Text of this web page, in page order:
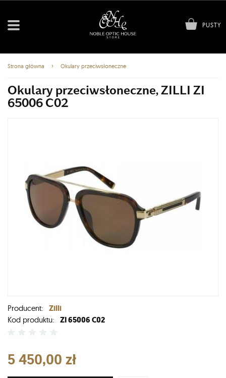
PUSTY
Strona główna › Okulary przeciwsłoneczne
Okulary przeciwsłoneczne, ZILLI ZI
65006 C02
Producent: Zilli
Kod produktu: ZI 65006 C02
5 450,00 zł